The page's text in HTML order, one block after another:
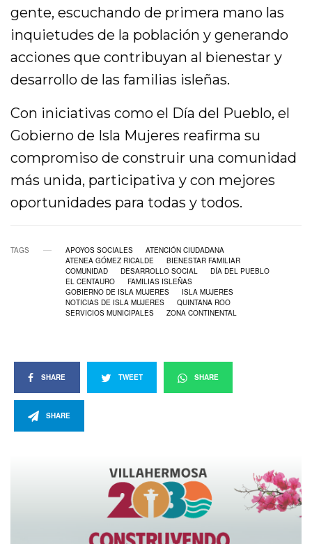
gente, escuchando de primera mano las
inquietudes de la población y generando
acciones que contribuyan al bienestar y
desarrollo de las familias isleñas.
Con iniciativas como el Día del Pueblo, el
Gobierno de Isla Mujeres reafirma su
compromiso de construir una comunidad
más unida, participativa y con mejores
oportunidades para todas y todos.
TAGS APOYOS SOCIALES
ATENCIÓN CIUDADANA
ATENEA GÓMEZ RICALDE
BIENESTAR FAMILIAR
COMUNIDAD
DESARROLLO SOCIAL
DÍA DEL PUEBLO
EL CENTAURO
FAMILIAS ISLEÑAS
GOBIERNO DE ISLA MUJERES
ISLA MUJERES
NOTICIAS DE ISLA MUJERES
QUINTANA ROO
SERVICIOS MUNICIPALES
ZONA CONTINENTAL
SHARE TWEET SHARE
SHARE